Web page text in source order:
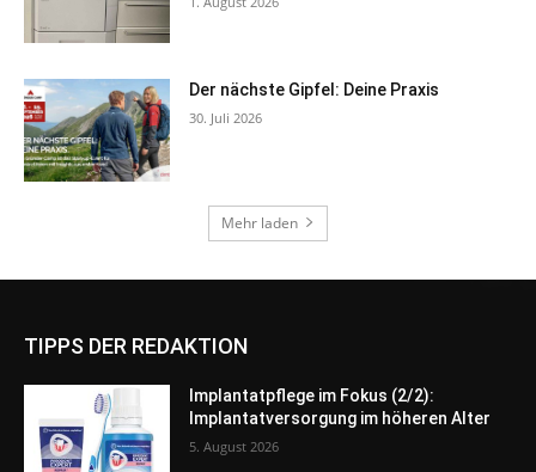
TIPPS DER REDAKTION
Implantatpflege im Fokus (2/2):
Implantatversorgung im höheren Alter
5. August 2026